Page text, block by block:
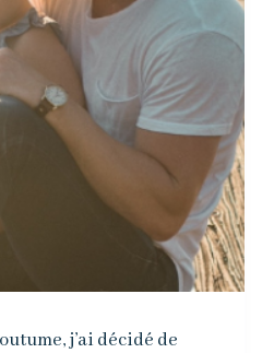
j’ai décidé de